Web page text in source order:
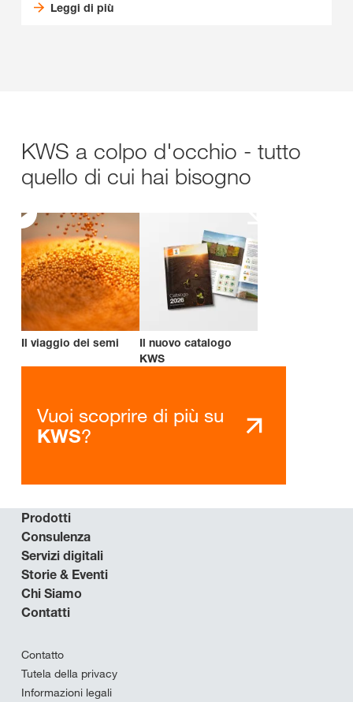
Leggi di più
KWS a colpo d'occhio - tutto
quello di cui hai bisogno
Il viaggio dei semi
Il nuovo catalogo
KWS
Vuoi scoprire di più su
KWS?
Prodotti
Consulenza
Servizi digitali
Storie & Eventi
Chi Siamo
Contatti
Contatto
Tutela della privacy
Informazioni legali